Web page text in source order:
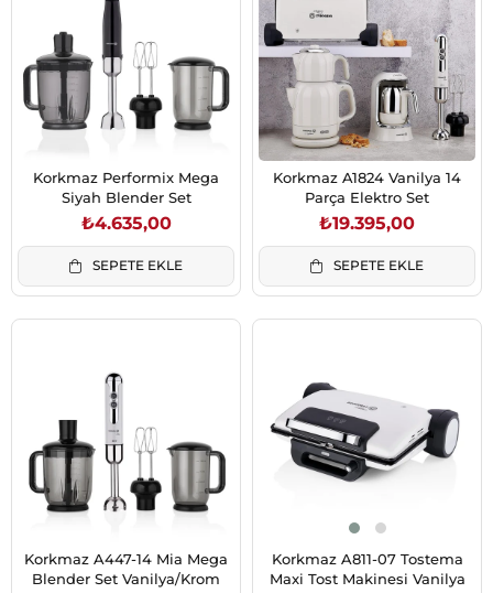
Korkmaz Performix Mega
Siyah Blender Set
₺4.635,00
SEPETE EKLE
Korkmaz A1824 Vanilya 14
Parça Elektro Set
₺19.395,00
SEPETE EKLE
Korkmaz A447-14 Mia Mega
Blender Set Vanilya/Krom
Korkmaz A811-07 Tostema
Maxi Tost Makinesi Vanilya